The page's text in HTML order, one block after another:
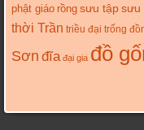
phật giáo rồng sưu tập sưu
thời Trần triều đại trống
Sơn đĩa đại gia đồ